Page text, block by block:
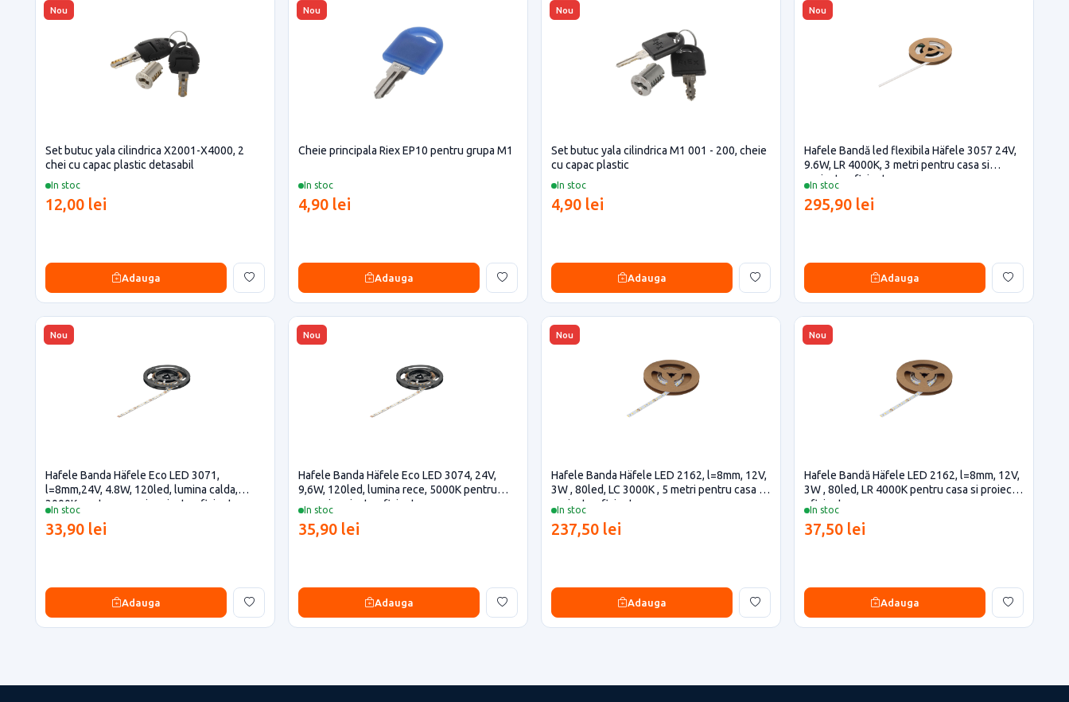
Nou
In stoc
Set butuc yala cilindrica X2001-X4000, 2
chei cu capac plastic detasabil
12,00 lei
Adauga
Nou
In stoc
Cheie principala Riex EP10 pentru grupa M1
4,90 lei
Adauga
Nou
In stoc
Set butuc yala cilindrica M1 001 - 200, cheie
cu capac plastic
4,90 lei
Adauga
Nou
In stoc
Hafele Bandă led flexibila Häfele 3057 24V,
9.6W, LR 4000K, 3 metri pentru casa si
proiecte eficiente
295,90 lei
Adauga
Nou
In stoc
Hafele Banda Häfele Eco LED 3071,
l=8mm,24V, 4.8W, 120led, lumina calda,
3000K pentru casa si proiecte eficiente
33,90 lei
Adauga
Nou
In stoc
Hafele Banda Häfele Eco LED 3074, 24V,
9,6W, 120led, lumina rece, 5000K pentru
casa si proiecte eficiente
35,90 lei
Adauga
Nou
In stoc
Hafele Banda Häfele LED 2162, l=8mm, 12V,
3W , 80led, LC 3000K , 5 metri pentru casa si
proiecte eficiente
237,50 lei
Adauga
Nou
In stoc
Hafele Bandă Häfele LED 2162, l=8mm, 12V,
3W , 80led, LR 4000K pentru casa si proiecte
eficiente
37,50 lei
Adauga